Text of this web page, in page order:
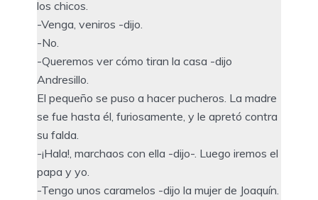
los chicos.
-Venga, veniros -dijo.
-No.
-Queremos ver cómo tiran la casa -dijo
Andresillo.
El pequeño se puso a hacer pucheros. La madre
se fue hasta él, furiosamente, y le apretó contra
su falda.
-¡Hala!, marchaos con ella -dijo-. Luego iremos el
papa y yo.
-Tengo unos caramelos -dijo la mujer de Joaquín.